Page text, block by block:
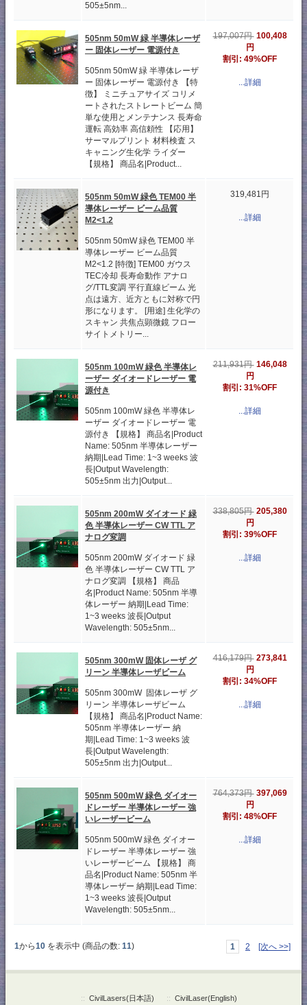
505±5nm...
505nm 50mW 緑 半導体レーザ
ー 固体レーザー 電源付き
505nm 50mW 緑 半導体レーザ
ー 固体レーザー 電源付き 【特
徴】 ミニチュアサイズ コリメ
ートされたストレートビーム 簡
単な使用とメンテナンス 長寿命
運転 高効率 高信頼性 【応用】
サーマルプリント 材料検査 ス
キャニング生化学 ライダー
【規格】 商品名|Product...
197,007円 100,408
円
割引: 49%OFF
...詳細
505nm 50mW 緑色 TEM00 半
導体レーザー ビーム品質
M2<1.2
505nm 50mW 緑色 TEM00 半
導体レーザー ビーム品質
M2<1.2 [特徴] TEM00 ガウス
TEC冷却 長寿命動作 アナロ
グ/TTL変調 平行直線ビーム 光
点は遠方、近方ともに対称で円
形になります。 [用途] 生化学の
スキャン 共焦点顕微鏡 フロー
サイトメトリー...
319,481円
...詳細
505nm 100mW 緑色 半導体レ
ーザー ダイオードレーザー 電
源付き
505nm 100mW 緑色 半導体レ
ーザー ダイオードレーザー 電
源付き 【規格】 商品名|Product
Name: 505nm 半導体レーザー
納期|Lead Time: 1~3 weeks 波
長|Output Wavelength:
505±5nm 出力|Output...
211,931円 146,048
円
割引: 31%OFF
...詳細
505nm 200mW ダイオード 緑
色 半導体レーザー CW TTL ア
ナログ変調
505nm 200mW ダイオード 緑
色 半導体レーザー CW TTL ア
ナログ変調 【規格】 商品
名|Product Name: 505nm 半導
体レーザー 納期|Lead Time:
1~3 weeks 波長|Output
Wavelength: 505±5nm...
338,805円 205,380
円
割引: 39%OFF
...詳細
505nm 300mW 固体レーザ グ
リーン 半導体レーザビーム
505nm 300mW 固体レーザ グ
リーン 半導体レーザビーム
【規格】 商品名|Product Name:
505nm 半導体レーザー 納
期|Lead Time: 1~3 weeks 波
長|Output Wavelength:
505±5nm 出力|Output...
416,179円 273,841
円
割引: 34%OFF
...詳細
505nm 500mW 緑色 ダイオー
ドレーザー 半導体レーザー 強
いレーザービーム
505nm 500mW 緑色 ダイオー
ドレーザー 半導体レーザー 強
いレーザービーム 【規格】 商
品名|Product Name: 505nm 半
導体レーザー 納期|Lead Time:
1~3 weeks 波長|Output
Wavelength: 505±5nm...
764,373円 397,069
円
割引: 48%OFF
...詳細
1から10 を表示中 (商品の数: 11) 1 2 [次へ >>]
:: CivilLasers(日本語) :: CivilLaser(English)